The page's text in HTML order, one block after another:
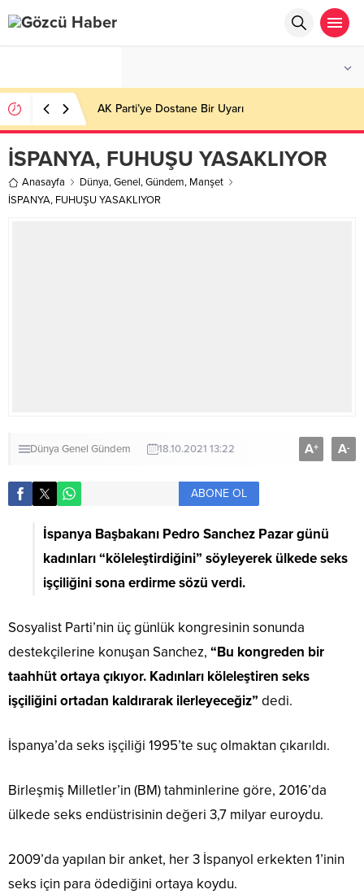
AK Parti’ye Dostane Bir Uyarı
İSPANYA, FUHUŞU YASAKLIYOR
Anasayfa Dünya,Genel,Gündem, Manşet
İSPANYA, FUHUŞU YASAKLIYOR
Dünya Genel Gündem 18.10.2021 13:22 A+ A-
ABONE OL
İspanya Başbakanı Pedro Sanchez Pazar günü
kadınları “köleleştirdiğini” söyleyerek ülkede seks
işçiliğini sona erdirme sözü verdi.
Sosyalist Parti’nin üç günlük kongresinin sonunda
destekçilerine konuşan Sanchez, “Bu kongreden bir
taahhüt ortaya çıkıyor. Kadınları köleleştiren seks
işçiliğini ortadan kaldırarak ilerleyeceğiz” dedi.
İspanya’da seks işçiliği 1995’te suç olmaktan çıkarıldı.
Birleşmiş Milletler’in (BM) tahminlerine göre, 2016’da
ülkede seks endüstrisinin değeri 3,7 milyar euroydu.
2009’da yapılan bir anket, her 3 İspanyol erkekten 1’inin
seks için para ödediğini ortaya koydu.